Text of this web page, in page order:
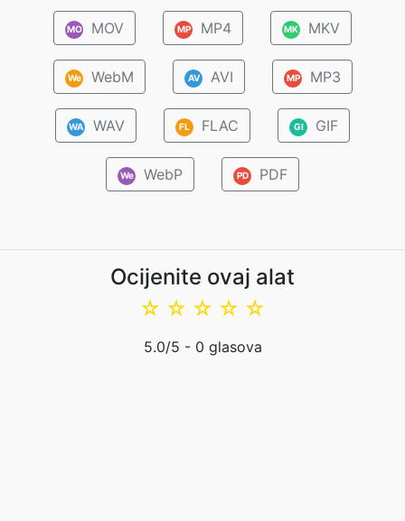
MO MOV MP MP4 MK MKV
We WebM AV AVI MP MP3
WA WAV FL FLAC GI GIF
We WebP PD PDF
Ocijenite ovaj alat
☆
☆
☆
☆
☆
5.0/5 - 0 glasova